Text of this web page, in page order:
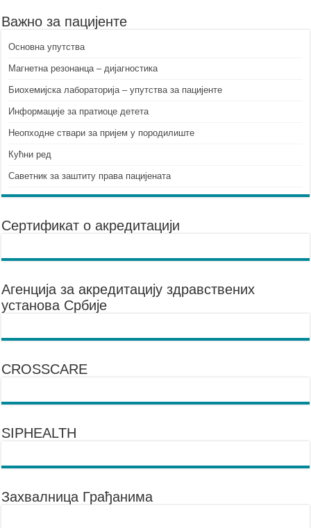
Важно за пацијенте
Основна упутства
Mагнетна резонанца – дијагностика
Биохемијска лабораторија – упутства за пацијенте
Информације за пратиоце детета
Неопходне ствари за пријем у породилиште
Кућни ред
Саветник за заштиту права пацијената
Сертификат о акредитацији
Агенцијa за акредитацију здравствених
установа Србије
CROSSCARE
SIPHEALTH
Захвалница Грађанима